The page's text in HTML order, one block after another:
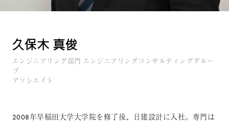
久保木 真俊
エンジニアリング部門 エンジニアリングコンサルティンググルー
プ
アソシエイト
2008年早稲田大学大学院を修了後、日建設計に入社。専門は